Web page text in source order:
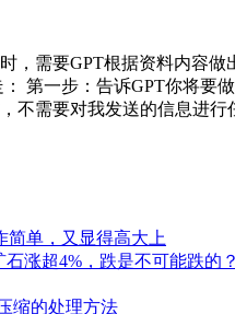
，需要GPT根据资料内容
第一步：告诉GPT你将要
不需要对我发送的信息进
简单，又显得高大上
涨超4%，跌是不可能跌的？
缩的处理方法